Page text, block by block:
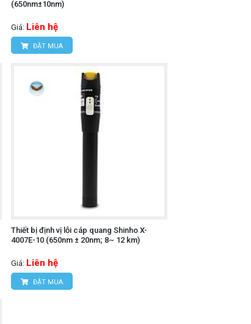
(650nm±10nm)
Giá: Liên hệ
ĐẶT MUA
Thiết bị định vị lỗi cáp quang Shinho X-
4007E-10 (650nm ± 20nm; 8~ 12 km)
Giá: Liên hệ
ĐẶT MUA